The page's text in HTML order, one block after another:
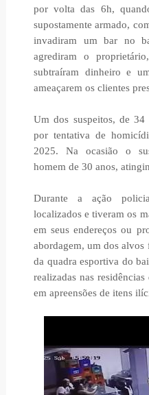
por volta das 6h,
supostamente armado,
invadiram um bar no
agrediram o
subtraíram dinheiro e
ameaçarem os clientes
Um dos suspeitos, de 34
por tentativa de
2025. Na ocasião o
homem de 30 anos,
Durante a ação
localizados e tiveram os
em seus endereços ou
abordagem, um dos
da quadra esportiva do
realizadas nas
em apreensões de itens